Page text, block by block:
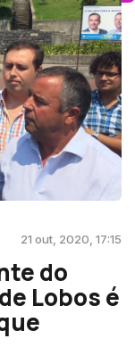
21 out, 2020, 17:15
do
Lobos é